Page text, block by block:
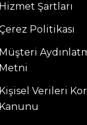
Hizmet Şartları
Politikası
Müşteri
Metni
Kişisel Verileri
Kanunu